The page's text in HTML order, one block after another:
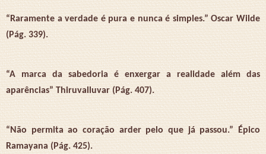
“Raramente a verdade é pura e nunca é simples.” Oscar Wilde
(Pág. 339).
“A marca da sabedoria é enxergar a realidade além das
aparências” Thiruvalluvar (Pág. 407).
“Não permita ao coração arder pelo que já passou.” Épico
Ramayana (Pág. 425).